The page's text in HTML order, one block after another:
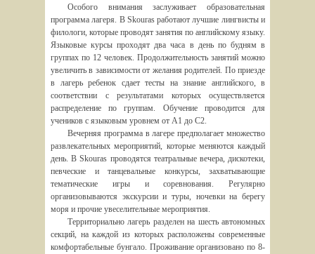
Особого внимания заслуживает образовательная
программа лагеря. В Skouras работают лучшие лингвисты и
филологи, которые проводят занятия по английскому языку.
Языковые курсы проходят два часа в день по будням в
группах по 12 человек. Продолжительность занятий можно
увеличить в зависимости от желания родителей. По приезде
в лагерь ребенок сдает тесты на знание английского, в
соответствии с результатами которых осуществляется
распределение по группам. Обучение проводится для
учеников с языковым уровнем от A1 до C2.
Вечерняя программа в лагере предполагает множество
развлекательных мероприятий, которые меняются каждый
день. В Skouras проводятся театральные вечера, дискотеки,
певческие и танцевальные конкурсы, захватывающие
тематические игры и соревнования. Регулярно
организовываются экскурсии и туры, ночевки на берегу
моря и прочие увеселительные мероприятия.
Территориально лагерь разделен на шесть автономных
секций, на каждой из которых расположены современные
комфортабельные бунгало. Проживание организовано по 8-